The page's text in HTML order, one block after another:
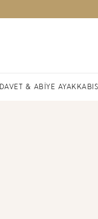
DAVET & ABİYE AYAKKABISI